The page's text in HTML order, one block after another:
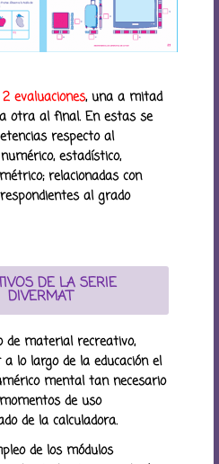
evaluaciones, una a mitad
otra al final. En estas se
respecto al
estadístico,
relacionadas con
al grado
DE LA SERIE
DIVERMAT
de material recreativo,
lo largo de la educación el
mental tan necesario
de uso
de la calculadora.
de los módulos